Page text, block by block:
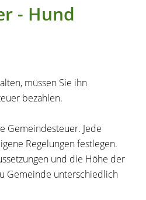
- Hund
müssen Sie ihn
bezahlen.
Gemeindesteuer. Jede
Regelungen festlegen.
und die Höhe der
Gemeinde unterschiedlich